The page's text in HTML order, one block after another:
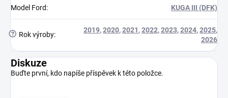
Model Ford: KUGA III (DFK)
? Rok výroby:
2019,2020,2021,2022,2023,2024,2025,
2026
Diskuze
Buďte první, kdo napíše příspěvek k této položce.